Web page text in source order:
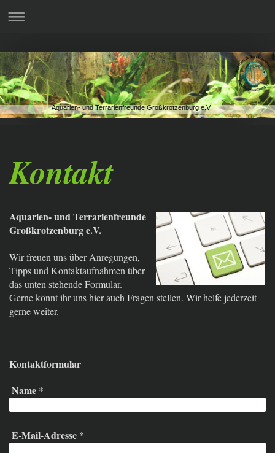
Aquarien- und Terrarienfreunde Großkrotzenburg e.V.
Kontakt
Aquarien- und Terrarienfreunde
Großkrotzenburg e.V.
Wir freuen uns über Anregungen,
Tipps und Kontaktaufnahmen über
das unten stehende Formular.
Gerne könnt ihr uns hier auch Fragen stellen. Wir helfe jederzeit
gerne weiter.
Kontaktformular
Name *
E-Mail-Adresse *